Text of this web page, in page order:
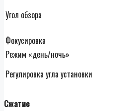
Угол обзора
Фокусировка
Режим «день/ночь»
Регулировка угла установки
Сжатие